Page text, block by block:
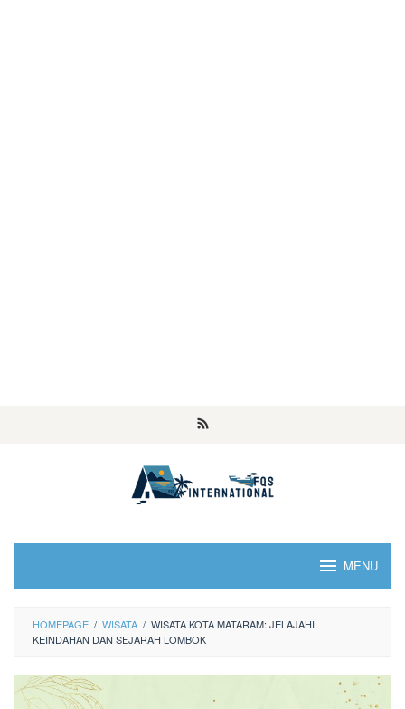
MENU
HOMEPAGE / WISATA / WISATA KOTA MATARAM: JELAJAHI
KEINDAHAN DAN SEJARAH LOMBOK